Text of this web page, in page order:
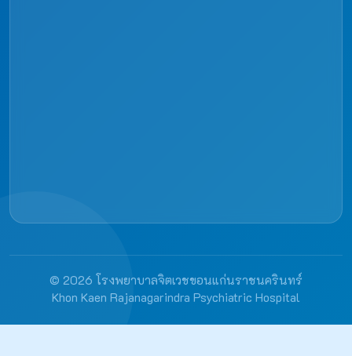
© 2026 โรงพยาบาลจิตเวชขอนแก่นราชนครินทร์
Khon Kaen Rajanagarindra Psychiatric Hospital